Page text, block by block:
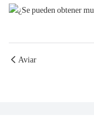
Aviar